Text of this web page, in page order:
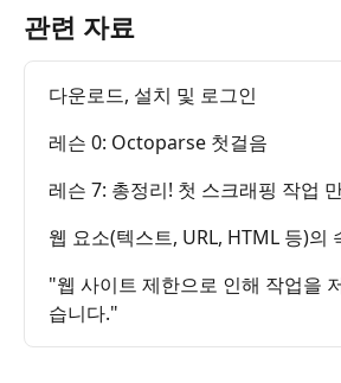
관련 자료
다운로드, 설치 및 로그인
레슨 0: Octoparse 첫걸음
레슨 7: 총정리! 첫 스크래핑 작업
웹 요소(텍스트, URL, HTML 등)의
"웹 사이트 제한으로 인해 작업을
습니다."